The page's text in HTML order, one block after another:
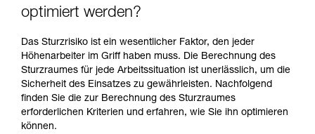
optimiert werden?
Das Sturzrisiko ist ein wesentlicher Faktor, den jeder
Höhenarbeiter im Griff haben muss. Die Berechnung des
Sturzraumes für jede Arbeitssituation ist unerlässlich, um die
Sicherheit des Einsatzes zu gewährleisten. Nachfolgend
finden Sie die zur Berechnung des Sturzraumes
erforderlichen Kriterien und erfahren, wie Sie ihn optimieren
können.